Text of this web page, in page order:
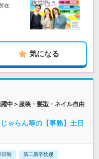
在
気になる
中＞服装・髪型・ネイル自由
ゃらん等の【事務】土日
制 第二新卒歓迎